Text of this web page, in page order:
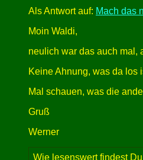
Als Antwort auf: Mach das
Moin Waldi,
neulich war das auch mal,
Keine Ahnung, was da los
Mal schauen, was die
Gruß
Werner
Wie lesenswert findest